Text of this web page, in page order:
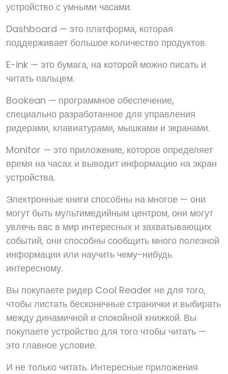
устройство с умными часами.
Dashboard — это платформа, которая
поддерживает большое количество продуктов.
E-ink — это бумага, на которой можно писать и
читать пальцем.
Bookean — программное обеспечение,
специально разработанное для управления
ридерами, клавиатурами, мышками и экранами.
Monitor — это приложение, которое определяет
время на часах и выводит информацию на экран
устройства.
Электронные книги способны на многое — они
могут быть мультимедийным центром, они могут
увлечь вас в мир интересных и захватывающих
событий, они способны сообщить много полезной
информации или научить чему-нибудь
интересному.
Вы покупаете ридер Cool Reader не для того,
чтобы листать бесконечные странички и выбирать
между динамичной и спокойной книжкой. Вы
покупаете устройство для того чтобы читать —
это главное условие.
И не только читать. Интересные приложения